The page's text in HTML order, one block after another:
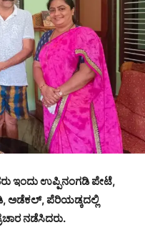
ಇಂದು ಉಪ್ಪಿನಂಗಡಿ ಪೇಟೆ,
ಅಡೆಕಲ್, ಪೆರಿಯಡ್ಕದಲ್ಲಿ
ನಡೆಸಿದರು.